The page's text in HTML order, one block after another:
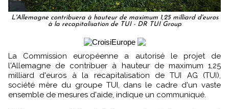
L'Allemagne contribuera à hauteur de maximum 1,25 milliard d'euros
à la recapitalisation de TUI - DR TUI Group
La Commission européenne a autorisé le projet de
l'Allemagne de contribuer à hauteur de maximum 1,25
milliard d'euros à la recapitalisation de TUI AG (TUI),
société mère du groupe TUI, dans le cadre d'un vaste
ensemble de mesures d'aide, indique un communiqué.